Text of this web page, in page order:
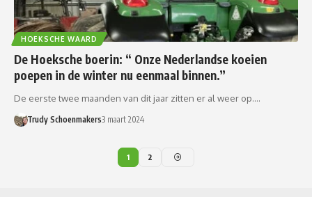
HOEKSCHE WAARD
De Hoeksche boerin: “ Onze Nederlandse koeien
poepen in de winter nu eenmaal binnen.”
De eerste twee maanden van dit jaar zitten er al weer op.…
Trudy Schoenmakers3 maart 2024
1 2